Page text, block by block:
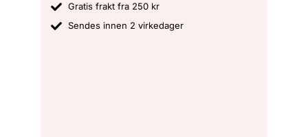
Gratis frakt fra 250 kr
Sendes innen 2 virkedager